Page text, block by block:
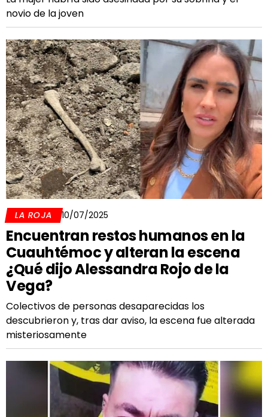
novio de la joven
LA ROJA 10/07/2025
Encuentran restos humanos en la
Cuauhtémoc y alteran la escena
¿Qué dijo Alessandra Rojo de la
Vega?
Colectivos de personas desaparecidas los
descubrieron y, tras dar aviso, la escena fue alterada
misteriosamente